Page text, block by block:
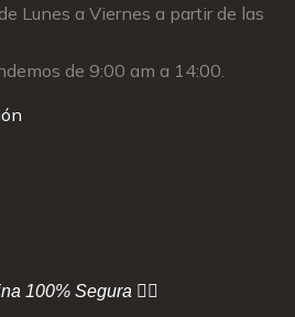
Lunes a Viernes a partir de las
de 9:00 am a 14:00.
100% Segura 👇🏻